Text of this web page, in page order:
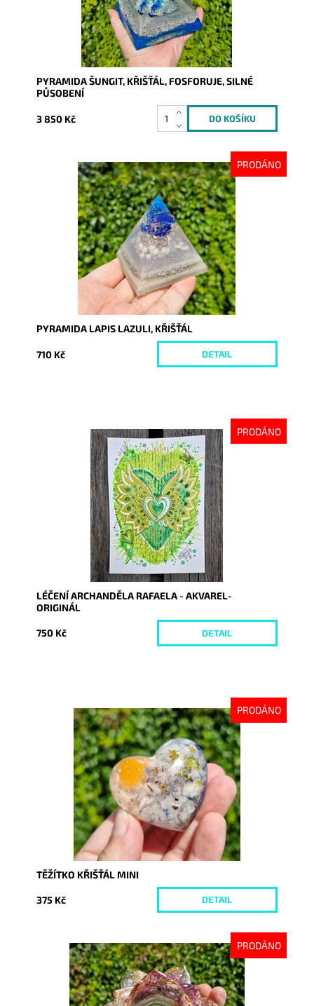
PYRAMIDA ŠUNGIT, KŘIŠŤÁL, FOSFORUJE, SILNÉ
PŮSOBENÍ
3 850 Kč
PRODÁNO
Dostupnost:
Vyprodáno
10286
PYRAMIDA LAPIS LAZULI, KŘIŠŤÁL
710 Kč DETAIL
PRODÁNO
Vyprodáno
10241
LÉČENÍ ARCHANDĚLA RAFAELA - AKVAREL-
ORIGINÁL
750 Kč DETAIL
PRODÁNO
Dostupnost:
Vyprodáno
10310
TĚŽÍTKO KŘIŠŤÁL MINI
375 Kč DETAIL
PRODÁNO
Dostupnost:
Vyprodáno
10307